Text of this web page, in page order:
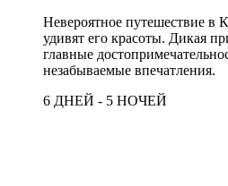
Невероятное путешествие в
удивят его красоты. Дикая
главные
незабываемые впечатления.
6 ДНЕЙ - 5 НОЧЕЙ